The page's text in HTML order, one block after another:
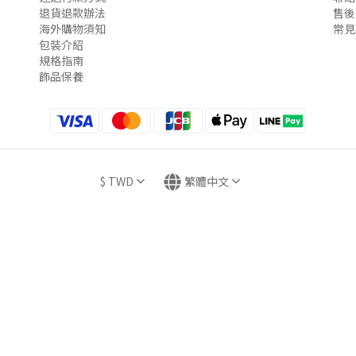
退貨退款辦法
海外購物須知
包裝介紹
規格指南
飾品保養
售
常
$ TWD 繁體中文